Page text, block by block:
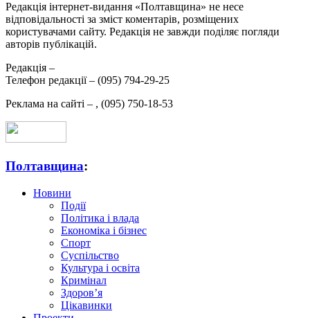
Редакція інтернет-видання «Полтавщина» не несе
відповідальності за зміст коментарів, розміщених
користувачами сайту. Редакція не завжди поділяє погляди
авторів публікацій.
Редакція –
Телефон редакції – (095) 794-29-25
Реклама на сайті – , (095) 750-18-53
Полтавщина:
Новини
Події
Політика і влада
Економіка і бізнес
Спорт
Суспільство
Культура і освіта
Кримінал
Здоров’я
Цікавинки